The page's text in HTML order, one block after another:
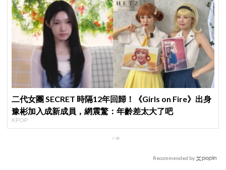
二代女團 SECRET 時隔12年回歸！《Girls on Fire》出身
豫彬加入成新成員，網震驚：年齡差太大了吧
KPOP
Recommended by